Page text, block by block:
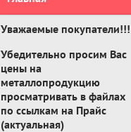
Уважаемые покупатели!!!
Убедительно просим Вас
цены на
металлопродукцию
просматривать в файлах
по ссылкам на Прайс
(актуальная)